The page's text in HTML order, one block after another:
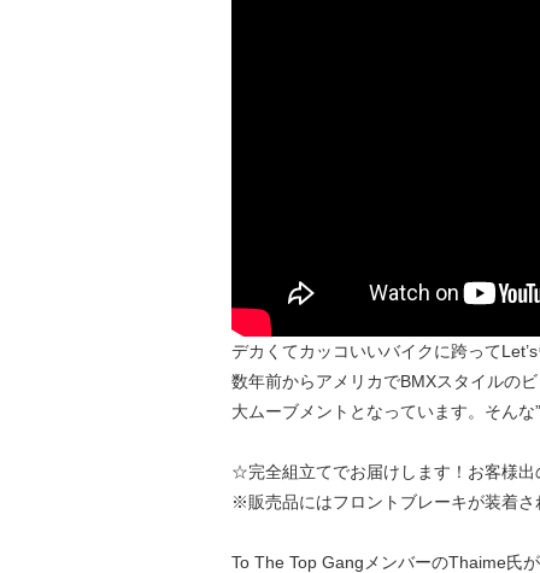
デカくてカッコいいバイクに跨って
数年前からアメリカでBMXスタイルの
大ムーブメントとなっています。そん
☆完全組立てでお届けします！お客様
※販売品にはフロントブレーキが装着さ
To The Top GangメンバーのThaime氏